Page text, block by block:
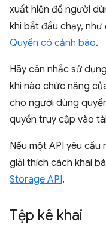
xuất hiện để người
khi bắt đầu chạy,
Quyền có cảnh báo.
Hãy cân nhắc sử dụng
khi nào chức năng
cho người dùng
quyền truy cập vào
Nếu một API yêu cầu
giải thích cách khai
Storage API.
Tệp kê khai